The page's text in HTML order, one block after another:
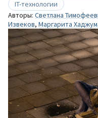
IT-технологии
Авторы: Светлана
Извеков, Маргарита